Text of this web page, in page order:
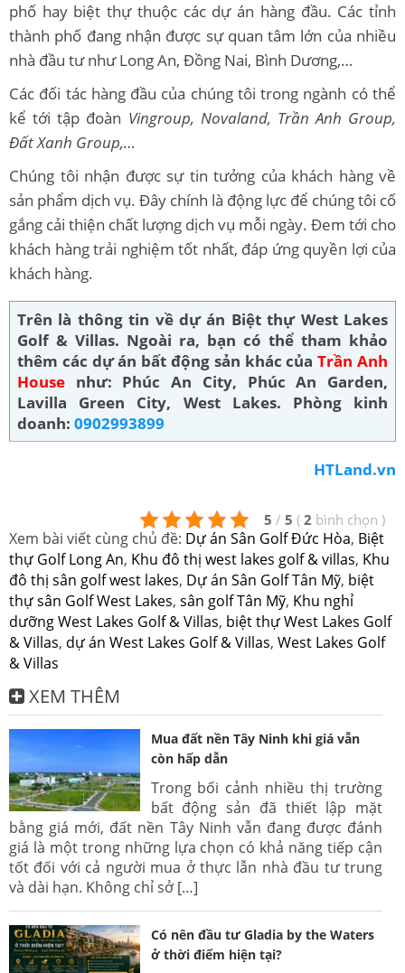
phố hay biệt thự thuộc các dự án hàng đầu. Các tỉnh
thành phố đang nhận được sự quan tâm lớn của nhiều
nhà đầu tư như Long An, Đồng Nai, Bình Dương,…
Các đối tác hàng đầu của chúng tôi trong ngành có thể
kể tới tập đoàn Vingroup, Novaland, Trần Anh Group,
Đất Xanh Group,…
Chúng tôi nhận được sự tin tưởng của khách hàng về
sản phẩm dịch vụ. Đây chính là động lực để chúng tôi cố
gắng cải thiện chất lượng dịch vụ mỗi ngày. Đem tới cho
khách hàng trải nghiệm tốt nhất, đáp ứng quyền lợi của
khách hàng.
Trên là thông tin về dự án Biệt thự West Lakes
Golf & Villas. Ngoài ra, bạn có thể tham khảo
thêm các dự án bất động sản khác củaTrần Anh
House như: Phúc An City, Phúc An Garden,
Lavilla Green City, West Lakes. Phòng kinh
doanh: 0902993899
HTLand.vn
5 / 5 ( 2 bình chọn )
Xem bài viết cùng chủ đề: Dự án Sân Golf Đức Hòa, Biệt
thự Golf Long An, Khu đô thị west lakes golf & villas, Khu
đô thị sân golf west lakes, Dự án Sân Golf Tân Mỹ, biệt
thự sân Golf West Lakes, sân golf Tân Mỹ, Khu nghỉ
dưỡng West Lakes Golf & Villas, biệt thự West Lakes Golf
& Villas, dự án West Lakes Golf & Villas, West Lakes Golf
& Villas
XEM THÊM
Mua đất nền Tây Ninh khi giá vẫn
còn hấp dẫn
Trong bối cảnh nhiều thị trường
bất động sản đã thiết lập mặt
bằng giá mới, đất nền Tây Ninh vẫn đang được đánh
giá là một trong những lựa chọn có khả năng tiếp cận
tốt đối với cả người mua ở thực lẫn nhà đầu tư trung
và dài hạn. Không chỉ sở […]
Có nên đầu tư Gladia by the Waters
ở thời điểm hiện tại?